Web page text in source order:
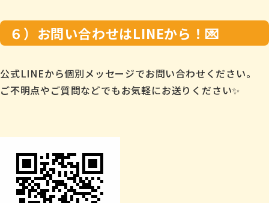
６）お問い合わせはLINEから！💌
公式LINEから個別メッセージでお問い合わせください。
ご不明点やご質問などでもお気軽にお送りください✨